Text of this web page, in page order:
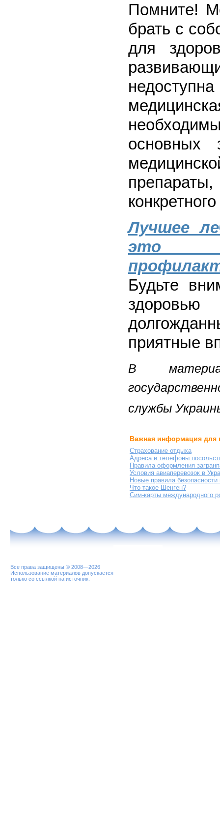
Помните!
брать с
для
основных
Лучшее
это
Будьте
приятные
В
службы
Важная информация для
Страхование отдыха
Адреса и телефоны
Правила оформления
Условия авиаперевозок в
Новые правила
Что такое Шенген?
Сим-карты международного
Все права защищены © 2008—2026
Использование материалов допускается
только со ссылкой на источник.